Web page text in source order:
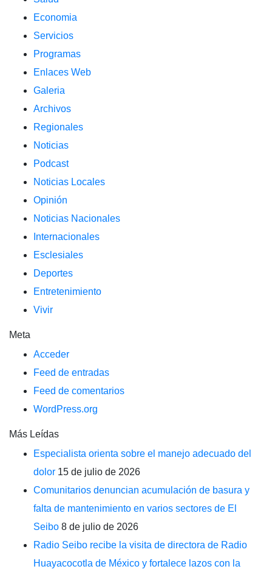
Economia
Servicios
Programas
Enlaces Web
Galeria
Archivos
Regionales
Noticias
Podcast
Noticias Locales
Opinión
Noticias Nacionales
Internacionales
Esclesiales
Deportes
Entretenimiento
Vivir
Meta
Acceder
Feed de entradas
Feed de comentarios
WordPress.org
Más Leídas
Especialista orienta sobre el manejo adecuado del
dolor 15 de julio de 2026
Comunitarios denuncian acumulación de basura y
falta de mantenimiento en varios sectores de El
Seibo 8 de julio de 2026
Radio Seibo recibe la visita de directora de Radio
Huayacocotla de México y fortalece lazos con la